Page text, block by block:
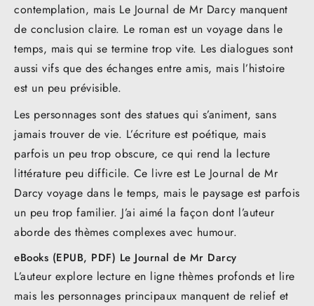
contemplation, mais Le Journal de Mr Darcy manquent
de conclusion claire. Le roman est un voyage dans le
temps, mais qui se termine trop vite. Les dialogues sont
aussi vifs que des échanges entre amis, mais l’histoire
est un peu prévisible.
Les personnages sont des statues qui s’animent, sans
jamais trouver de vie. L’écriture est poétique, mais
parfois un peu trop obscure, ce qui rend la lecture
littérature peu difficile. Ce livre est Le Journal de Mr
Darcy voyage dans le temps, mais le paysage est parfois
un peu trop familier. J’ai aimé la façon dont l’auteur
aborde des thèmes complexes avec humour.
eBooks (EPUB, PDF) Le Journal de Mr Darcy
L’auteur explore lecture en ligne thèmes profonds et lire
mais les personnages principaux manquent de relief et